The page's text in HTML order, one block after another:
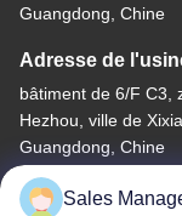
Guangdong, Chine
Adresse de
bâtiment de 6/F C3,
Hezhou, ville de
Guangdong, Chine
Télégramme
Sales